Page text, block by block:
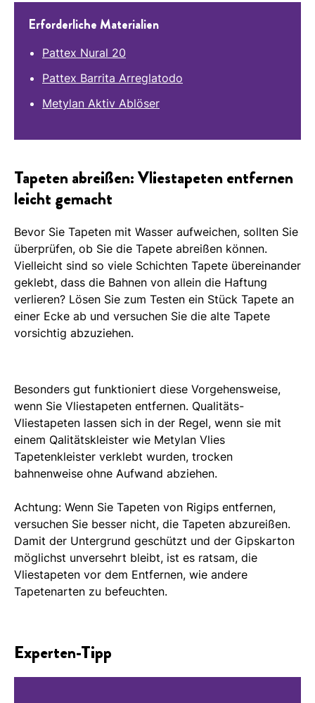
Tapeten abreißen: Vliestapeten entfernen
leicht gemacht
Bevor Sie Tapeten mit Wasser aufweichen, sollten Sie
überprüfen, ob Sie die Tapete abreißen können.
Vielleicht sind so viele Schichten Tapete übereinander
geklebt, dass die Bahnen von allein die Haftung
verlieren? Lösen Sie zum Testen ein Stück Tapete an
einer Ecke ab und versuchen Sie die alte Tapete
vorsichtig abzuziehen.
Erforderliche Materialien
Pattex Nural 20
Pattex Barrita Arreglatodo
Metylan Aktiv Ablöser
Besonders gut funktioniert diese Vorgehensweise,
wenn Sie Vliestapeten entfernen. Qualitäts-
Vliestapeten lassen sich in der Regel, wenn sie mit
einem Qalitätskleister wie Metylan Vlies
Tapetenkleister verklebt wurden, trocken
bahnenweise ohne Aufwand abziehen.
Achtung: Wenn Sie Tapeten von Rigips entfernen,
versuchen Sie besser nicht, die Tapeten abzureißen.
Damit der Untergrund geschützt und der Gipskarton
möglichst unversehrt bleibt, ist es ratsam, die
Vliestapeten vor dem Entfernen, wie andere
Tapetenarten zu befeuchten.
Experten-Tipp